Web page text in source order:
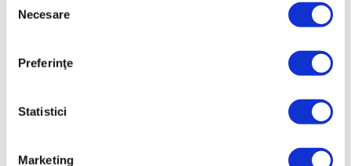
consimțământului
Necesare
Preferinţe
Statistici
Marketing
Seturile din oțel inoxidabil de cea mai bună calitate pot
0,2 microni, în timp ce seturile placate cu argint au un
strat de finețe argint 999, cu o grosime de 23 microni.
Setul La Perle este o valoare de durată care va fi
transmisă din generație în generație.